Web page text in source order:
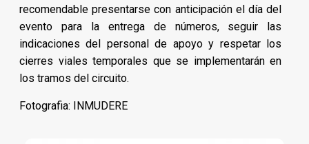
recomendable presentarse con anticipación el día del
evento para la entrega de números, seguir las
indicaciones del personal de apoyo y respetar los
cierres viales temporales que se implementarán en
los tramos del circuito.
Fotografia: INMUDERE